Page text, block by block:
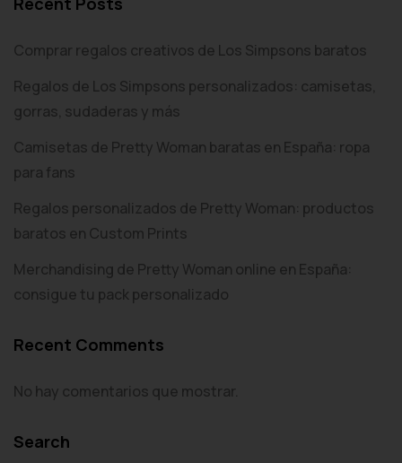
Comprar regalos creativos de Los Simpsons baratos
Regalos de Los Simpsons personalizados: camisetas,
gorras, sudaderas y más
Camisetas de Pretty Woman baratas en España: ropa
para fans
Regalos personalizados de Pretty Woman: productos
baratos en Custom Prints
Merchandising de Pretty Woman online en España:
consigue tu pack personalizado
Recent Comments
No hay comentarios que mostrar.
Search